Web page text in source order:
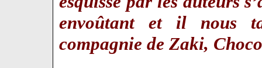
envoûtant et il nous
compagnie de Zaki,